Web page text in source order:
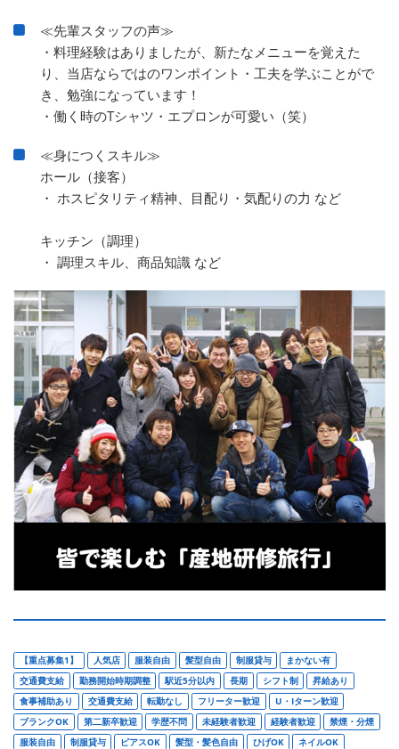
≪先輩スタッフの声≫
・料理経験はありましたが、新たなメニューを覚えた
り、当店ならではのワンポイント・工夫を学ぶことがで
き、勉強になっています！
・働く時のTシャツ・エプロンが可愛い（笑）
≪身につくスキル≫
ホール（接客）
・ ホスピタリティ精神、目配り・気配りの力 など
キッチン（調理）
・ 調理スキル、商品知識 など
【重点募集1】 人気店 服装自由 髪型自由 制服貸与
まかない有
交通費支給
勤務開始時期調整 駅近5分以内 長期 シフト制
昇給あり
食事補助あり
交通費支給 転勤なし フリーター歓迎
U・Iターン歓迎
ブランクOK
第二新卒歓迎 学歴不問 未経験者歓迎 経験者歓迎
禁煙・分煙
服装自由
制服貸与 ピアスOK 髪型・髪色自由 ひげOK
ネイルOK